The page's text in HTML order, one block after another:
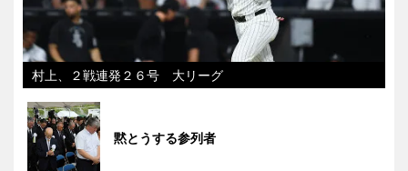
村上、２戦連発２６号 大リーグ
黙とうする参列者